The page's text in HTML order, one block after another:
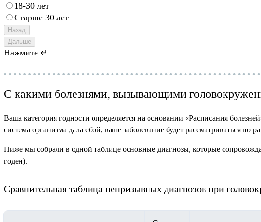
18-30 лет
Старше 30 лет
Назад
Дальше
Нажмите ↵
С какими болезнями, вызывающими
Ваша категория годности определяется на основании «Расписания
система организма дала сбой, ваше заболевание будет рассматриваться по
Ниже мы собрали в одной таблице основные диагнозы, которые
годен).
Сравнительная таблица непризывных диагнозов при